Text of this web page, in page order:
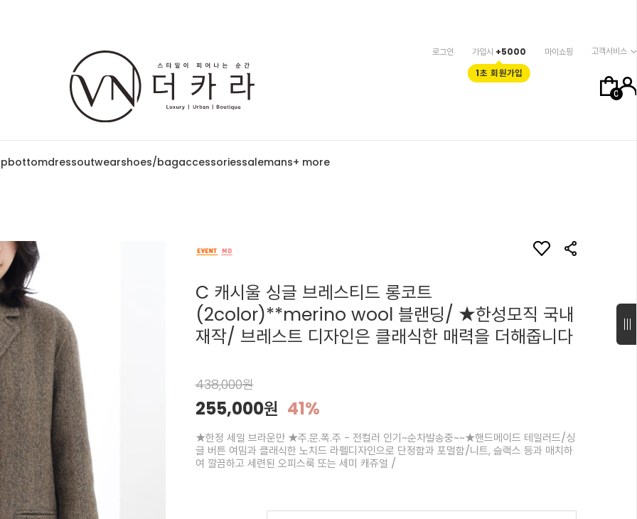
0
로그인 가입시 +5000
1초 회원가입
마이쇼핑 고객서비스
bottomdressoutwearshoes/bagaccessoriessalemans+ more
C 캐시울 싱글 브레스티드 롱코트
(2color)**merino wool 블랜딩/ ★한성모직 국내
재작/ 브레스트 디자인은 클래식한 매력을 더해줍니다
438,000원
255,000원 41%
★한정 세일 브라운만 ★주.문.폭.주 - 전컬러 인기~순차발송중~~★핸드메이드 테일러드/싱
글 버튼 여밈과 클래식한 노치드 라펠디자인으로 단정함과 포멀함/니트, 슬랙스 등과 매치하
여 깔끔하고 세련된 오피스룩 또는 세미 캐쥬얼 /